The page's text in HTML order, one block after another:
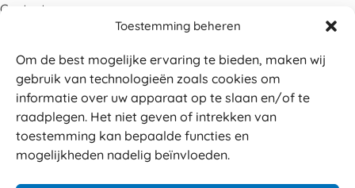
Toestemming beheren
Om de best mogelijke ervaring te bieden, maken wij
gebruik van technologieën zoals cookies om
informatie over uw apparaat op te slaan en/of te
raadplegen. Het niet geven of intrekken van
toestemming kan bepaalde functies en
mogelijkheden nadelig beïnvloeden.
Contact
Betalen
Levering
Retouren
Service en garantie